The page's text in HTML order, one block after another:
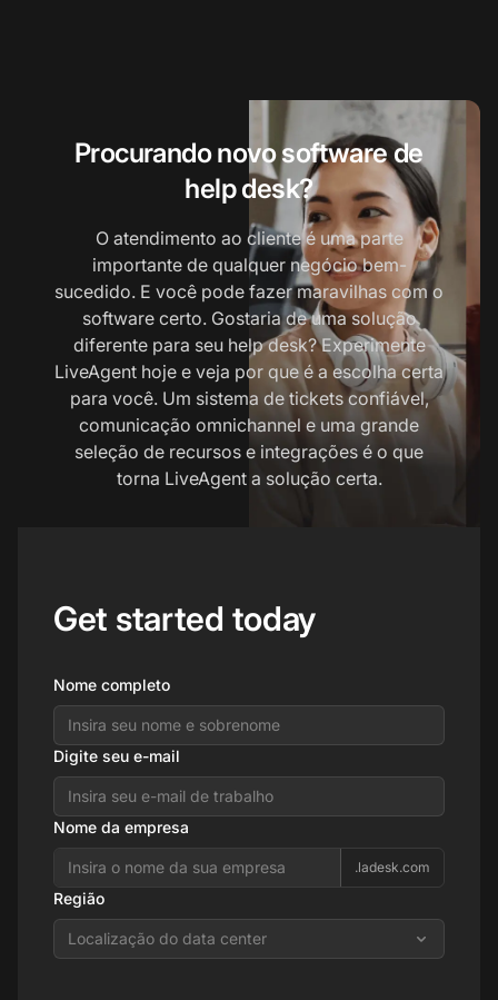
Procurando novo software de
help desk?
O atendimento ao cliente é uma parte
importante de qualquer negócio bem-
sucedido. E você pode fazer maravilhas com o
software certo. Gostaria de uma solução
diferente para seu help desk? Experimente
LiveAgent hoje e veja por que é a escolha certa
para você. Um sistema de tickets confiável,
comunicação omnichannel e uma grande
seleção de recursos e integrações é o que
torna LiveAgent a solução certa.
Get started today
Nome completo
Digite seu e-mail
Nome da empresa
.ladesk.com
Região
Localização do data center